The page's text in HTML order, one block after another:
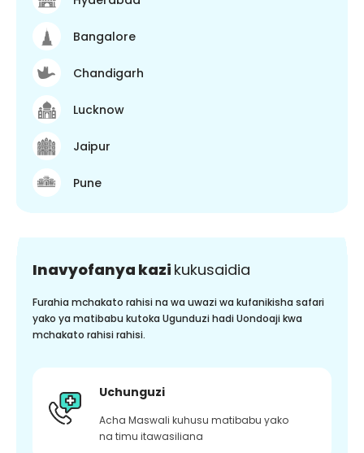
Bangalore
Chandigarh
Lucknow
Jaipur
Pune
Inavyofanya kazi kukusaidia
Furahia mchakato rahisi na wa uwazi wa kufanikisha safari
yako ya matibabu kutoka Ugunduzi hadi Uondoaji kwa
mchakato rahisi rahisi.
Uchunguzi
Acha Maswali kuhusu matibabu yako
na timu itawasiliana